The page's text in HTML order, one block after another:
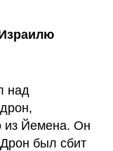
над
из Йемена. Он
Дрон был сбит